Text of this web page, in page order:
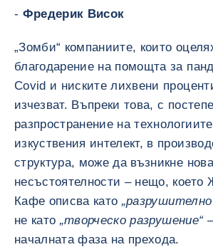
- Фредерик Висок
„Зомби“ компаниите, които
благодарение на помощта за
Covid и ниските лихвени
изчезват. Въпреки това, с
разпространение на
изкуствения интелект, в
структура, може да възникне
несъстоятелности – нещо,
Кафе описва като
не като „творческо разрушение“
началната фаза на прехода.